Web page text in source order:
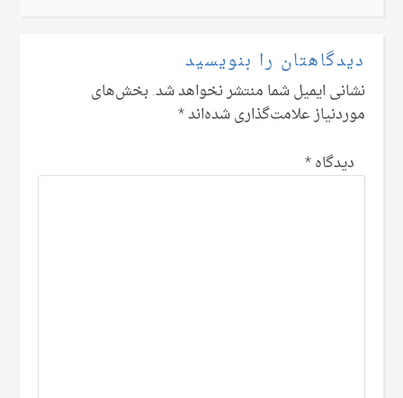
دیدگاهتان را بنویسید
نشانی ایمیل شما منتشر نخواهد شد.بخش‌های
موردنیاز علامت‌گذاری شده‌اند*
دیدگاه*